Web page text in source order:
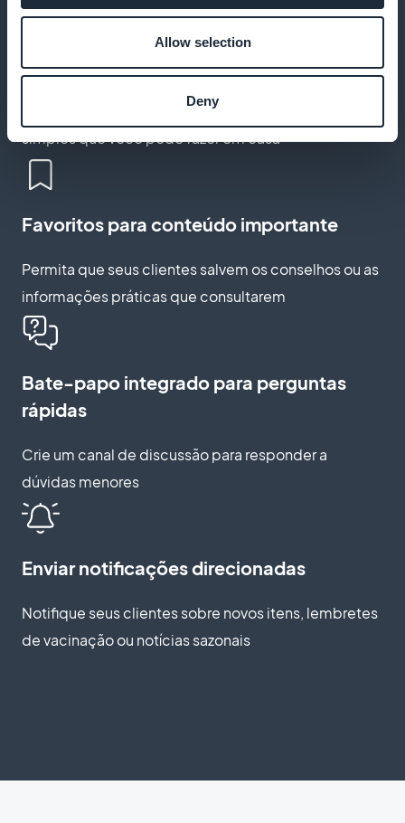
Allow selection
Deny
Ofereça conteúdo de vídeo útil
Adicione vídeos educativos para ilustrar coisas
simples que você pode fazer em casa
Favoritos para conteúdo importante
Permita que seus clientes salvem os conselhos ou as
informações práticas que consultarem
Bate-papo integrado para perguntas
rápidas
Crie um canal de discussão para responder a
dúvidas menores
Enviar notificações direcionadas
Notifique seus clientes sobre novos itens, lembretes
de vacinação ou notícias sazonais